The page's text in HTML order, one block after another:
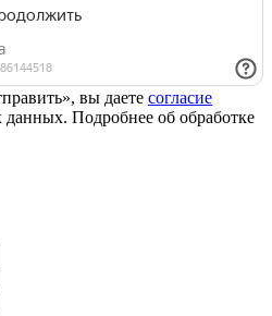
вы даете согласие
данных. Подробнее об обработке